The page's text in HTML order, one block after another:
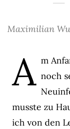
Maximilian
A m
noch
musste zu
ich von den